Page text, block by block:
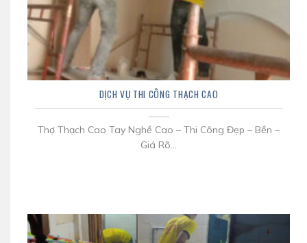
DỊCH VỤ THI CÔNG THẠCH CAO
Thợ Thạch Cao Tay Nghề Cao – Thi Công Đẹp – Bền –
Giá Rõ...